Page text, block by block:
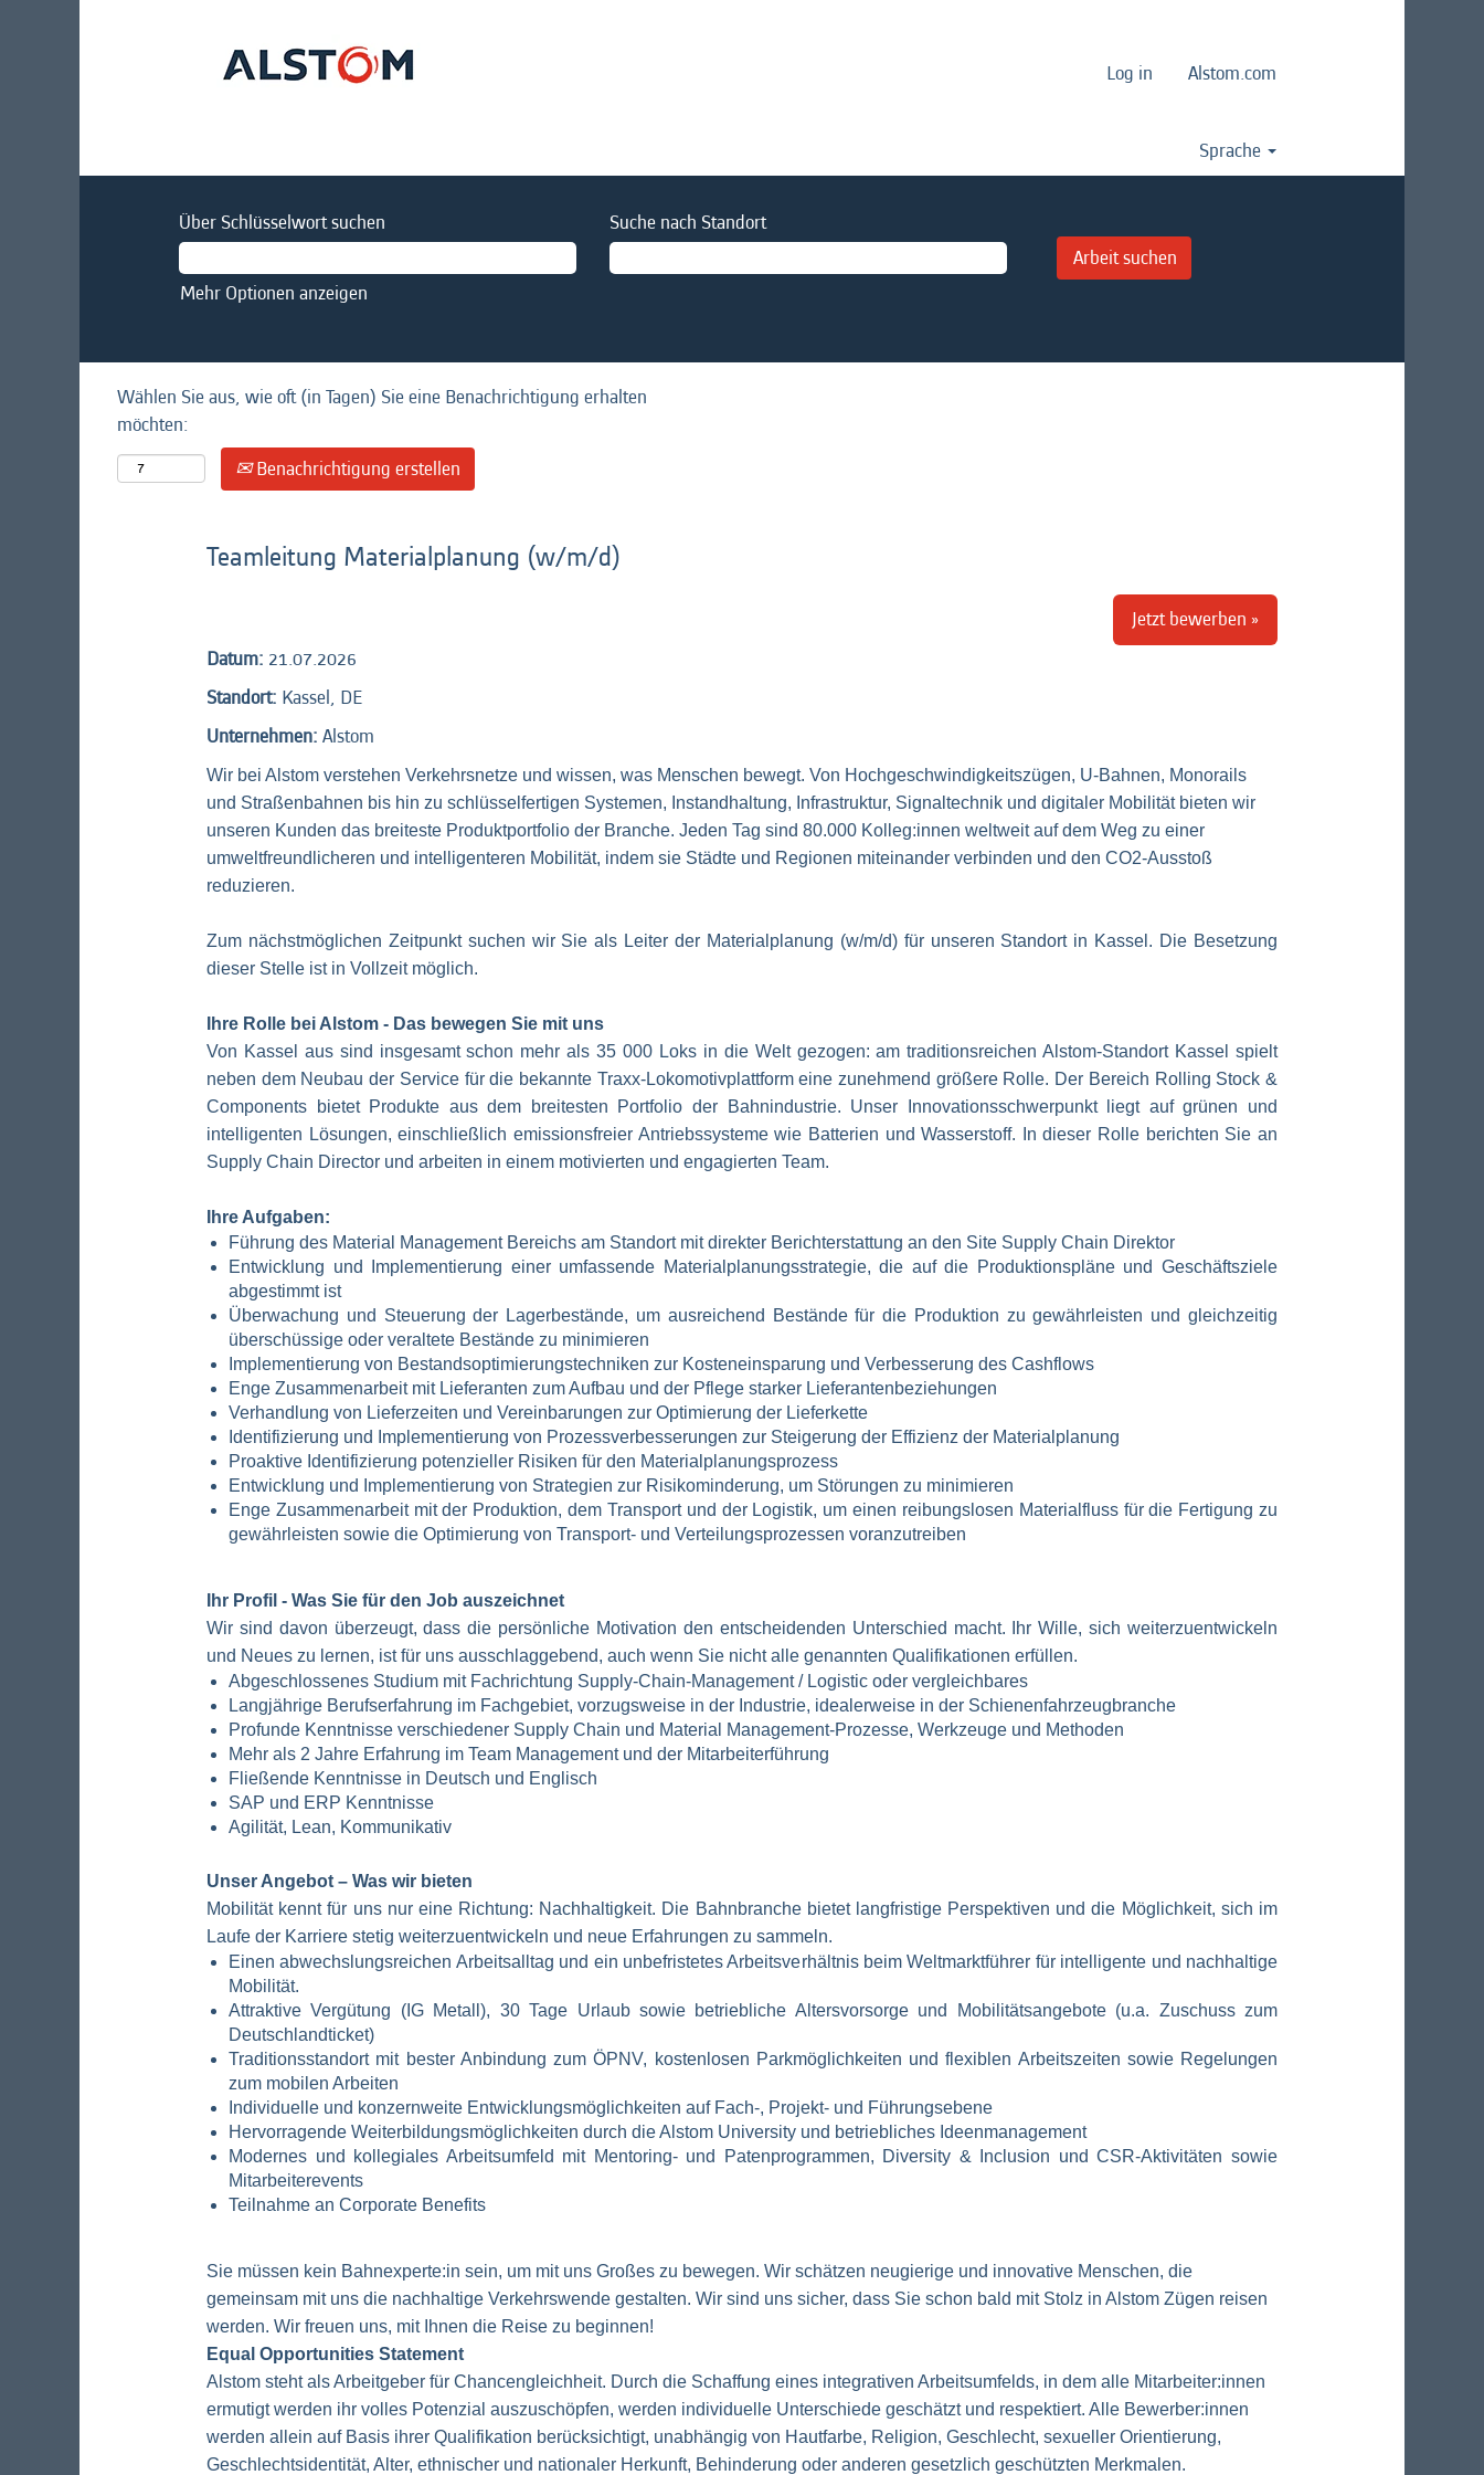
Log in Alstom.com
Sprache
Über Schlüsselwort suchen Suche nach Standort
Mehr Optionen anzeigen
Wählen Sie aus, wie oft (in Tagen) Sie eine Benachrichtigung erhalten
möchten:
Benachrichtigung erstellen
Teamleitung Materialplanung (w/m/d)
Jetzt bewerben »
Datum: 21.07.2026
Standort: Kassel, DE
Unternehmen: Alstom
Wir bei Alstom verstehen Verkehrsnetze und wissen, was Menschen bewegt. Von Hochgeschwindigkeitszügen, U-Bahnen, Monorails
und Straßenbahnen bis hin zu schlüsselfertigen Systemen, Instandhaltung, Infrastruktur, Signaltechnik und digitaler Mobilität bieten wir
unseren Kunden das breiteste Produktportfolio der Branche. Jeden Tag sind 80.000 Kolleg:innen weltweit auf dem Weg zu einer
umweltfreundlicheren und intelligenteren Mobilität, indem sie Städte und Regionen miteinander verbinden und den CO2-Ausstoß
reduzieren.
Zum nächstmöglichen Zeitpunkt suchen wir Sie als Leiter der Materialplanung (w/m/d) für unseren Standort in Kassel. Die Besetzung
dieser Stelle ist in Vollzeit möglich.
Ihre Rolle bei Alstom - Das bewegen Sie mit uns
Von Kassel aus sind insgesamt schon mehr als 35 000 Loks in die Welt gezogen: am traditionsreichen Alstom-Standort Kassel spielt
neben dem Neubau der Service für die bekannte Traxx-Lokomotivplattform eine zunehmend größere Rolle. Der Bereich Rolling Stock &
Components bietet Produkte aus dem breitesten Portfolio der Bahnindustrie. Unser Innovationsschwerpunkt liegt auf grünen und
intelligenten Lösungen, einschließlich emissionsfreier Antriebssysteme wie Batterien und Wasserstoff. In dieser Rolle berichten Sie an
Supply Chain Director und arbeiten in einem motivierten und engagierten Team.
Ihre Aufgaben:
Führung des Material Management Bereichs am Standort mit direkter Berichterstattung an den Site Supply Chain Direktor
Entwicklung und Implementierung einer umfassende Materialplanungsstrategie, die auf die Produktionspläne und Geschäftsziele
abgestimmt ist
Überwachung und Steuerung der Lagerbestände, um ausreichend Bestände für die Produktion zu gewährleisten und gleichzeitig
überschüssige oder veraltete Bestände zu minimieren
Implementierung von Bestandsoptimierungstechniken zur Kosteneinsparung und Verbesserung des Cashflows
Enge Zusammenarbeit mit Lieferanten zum Aufbau und der Pflege starker Lieferantenbeziehungen
Verhandlung von Lieferzeiten und Vereinbarungen zur Optimierung der Lieferkette
Identifizierung und Implementierung von Prozessverbesserungen zur Steigerung der Effizienz der Materialplanung
Proaktive Identifizierung potenzieller Risiken für den Materialplanungsprozess
Entwicklung und Implementierung von Strategien zur Risikominderung, um Störungen zu minimieren
Enge Zusammenarbeit mit der Produktion, dem Transport und der Logistik, um einen reibungslosen Materialfluss für die Fertigung zu
gewährleisten sowie die Optimierung von Transport- und Verteilungsprozessen voranzutreiben
Ihr Profil - Was Sie für den Job auszeichnet
Wir sind davon überzeugt, dass die persönliche Motivation den entscheidenden Unterschied macht. Ihr Wille, sich weiterzuentwickeln
und Neues zu lernen, ist für uns ausschlaggebend, auch wenn Sie nicht alle genannten Qualifikationen erfüllen.
Abgeschlossenes Studium mit Fachrichtung Supply-Chain-Management / Logistic oder vergleichbares
Langjährige Berufserfahrung im Fachgebiet, vorzugsweise in der Industrie, idealerweise in der Schienenfahrzeugbranche
Profunde Kenntnisse verschiedener Supply Chain und Material Management-Prozesse, Werkzeuge und Methoden
Mehr als 2 Jahre Erfahrung im Team Management und der Mitarbeiterführung
Fließende Kenntnisse in Deutsch und Englisch
SAP und ERP Kenntnisse
Agilität, Lean, Kommunikativ
Unser Angebot – Was wir bieten
Mobilität kennt für uns nur eine Richtung: Nachhaltigkeit. Die Bahnbranche bietet langfristige Perspektiven und die Möglichkeit, sich im
Laufe der Karriere stetig weiterzuentwickeln und neue Erfahrungen zu sammeln.
Einen abwechslungsreichen Arbeitsalltag und ein unbefristetes Arbeitsverhältnis beim Weltmarktführer für intelligente und nachhaltige
Mobilität.
Attraktive Vergütung (IG Metall), 30 Tage Urlaub sowie betriebliche Altersvorsorge und Mobilitätsangebote (u.a. Zuschuss zum
Deutschlandticket)
Traditionsstandort mit bester Anbindung zum ÖPNV, kostenlosen Parkmöglichkeiten und flexiblen Arbeitszeiten sowie Regelungen
zum mobilen Arbeiten
Individuelle und konzernweite Entwicklungsmöglichkeiten auf Fach-, Projekt- und Führungsebene
Hervorragende Weiterbildungsmöglichkeiten durch die Alstom University und betriebliches Ideenmanagement
Modernes und kollegiales Arbeitsumfeld mit Mentoring- und Patenprogrammen, Diversity & Inclusion und CSR-Aktivitäten sowie
Mitarbeiterevents
Teilnahme an Corporate Benefits
Sie müssen kein Bahnexperte:in sein, um mit uns Großes zu bewegen. Wir schätzen neugierige und innovative Menschen, die
gemeinsam mit uns die nachhaltige Verkehrswende gestalten. Wir sind uns sicher, dass Sie schon bald mit Stolz in Alstom Zügen reisen
werden. Wir freuen uns, mit Ihnen die Reise zu beginnen!
Equal Opportunities Statement
Alstom steht als Arbeitgeber für Chancengleichheit. Durch die Schaffung eines integrativen Arbeitsumfelds, in dem alle Mitarbeiter:innen
ermutigt werden ihr volles Potenzial auszuschöpfen, werden individuelle Unterschiede geschätzt und respektiert. Alle Bewerber:innen
werden allein auf Basis ihrer Qualifikation berücksichtigt, unabhängig von Hautfarbe, Religion, Geschlecht, sexueller Orientierung,
Geschlechtsidentität, Alter, ethnischer und nationaler Herkunft, Behinderung oder anderen gesetzlich geschützten Merkmalen.